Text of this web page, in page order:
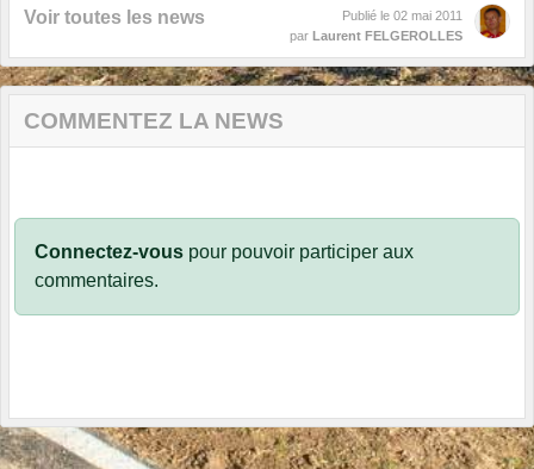
Voir toutes les news Publié le 02 mai 2011
par Laurent FELGEROLLES
COMMENTEZ LA NEWS
Connectez-vous pour pouvoir participer aux
commentaires.